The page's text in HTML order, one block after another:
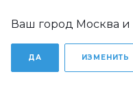
Ваш город Москва и
ДА ИЗМЕНИТЬ